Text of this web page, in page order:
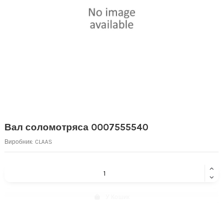
Вал соломотряса 0007555540
Виробник: CLAAS